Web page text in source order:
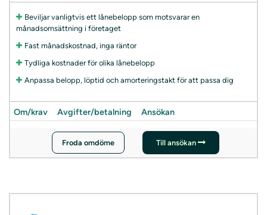
Beviljar vanligtvis ett lånebelopp som motsvarar en
månadsomsättning i företaget
Fast månadskostnad, inga räntor
Tydliga kostnader för olika lånebelopp
Anpassa belopp, löptid och amorteringstakt för att passa dig
Om/krav Avgifter/betalning Ansökan
Froda omdöme Till ansökan